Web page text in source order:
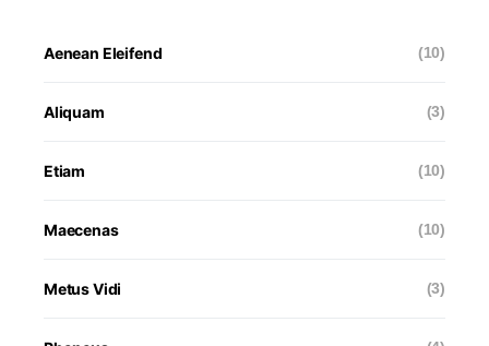
Aenean Eleifend (10)
Aliquam (3)
Etiam (10)
Maecenas (10)
Metus Vidi (3)